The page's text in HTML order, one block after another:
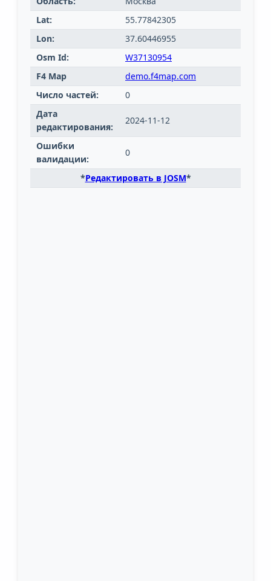
Lat:
55.77842305
Lon:
37.60446955
Osm Id:
W37130954
F4 Map
demo.f4map.com
Число частей:
0
Дата
редактирования:
2024-11-12
Ошибки
валидации:
0
*Редактировать в JOSM*